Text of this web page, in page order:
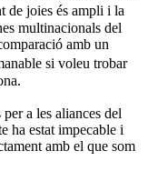
joies és ampli i la
multinacionals del
amb un
si voleu trobar
a les aliances del
ha estat impecable i
amb el que som